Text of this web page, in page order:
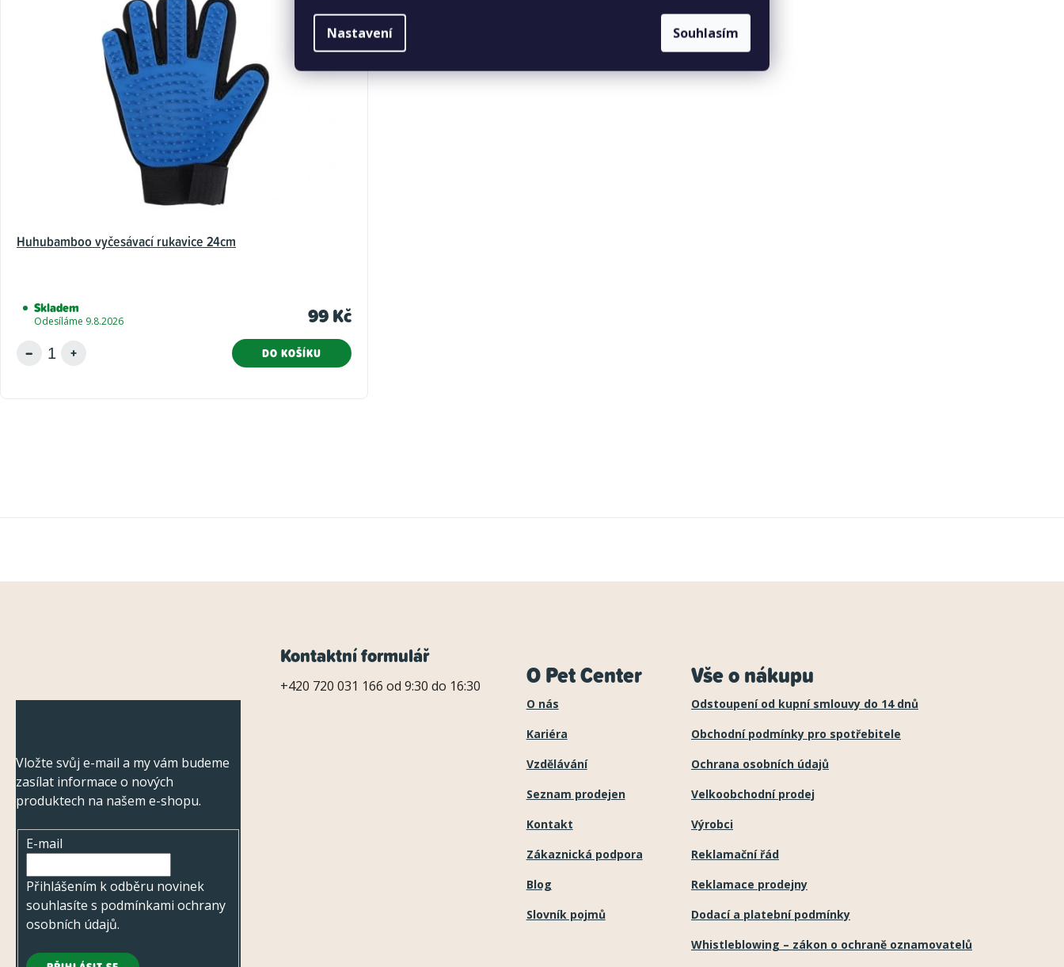
Nastavení Souhlasím
Huhubamboo vyčesávací rukavice 24cm
Skladem
Odesíláme 9.8.2026 99 Kč
DO KOŠÍKU
Vložte svůj e-mail a my vám budeme
zasílat informace o nových
produktech na našem e-shopu.
E-mail
Přihlášením k odběru novinek
souhlasíte s podmínkami ochrany
osobních údajů.
Kontaktní formulář
+420 720 031 166 od 9:30 do 16:30 O Pet Center
O nás
Kariéra
Vzdělávání
Seznam prodejen
Kontakt
Zákaznická podpora
Blog
Slovník pojmů
Vše o nákupu
Odstoupení od kupní smlouvy do 14 dnů
Obchodní podmínky pro spotřebitele
Ochrana osobních údajů
Velkoobchodní prodej
Výrobci
Reklamační řád
Reklamace prodejny
Dodací a platební podmínky
Whistleblowing – zákon o ochraně oznamovatelů